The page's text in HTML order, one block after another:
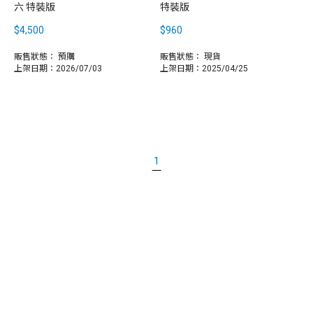
六 特裝版
$4,500
販售狀態： 預購
上架日期：2026/07/03
特裝版
$960
販售狀態： 現貨
上架日期：2025/04/25
1